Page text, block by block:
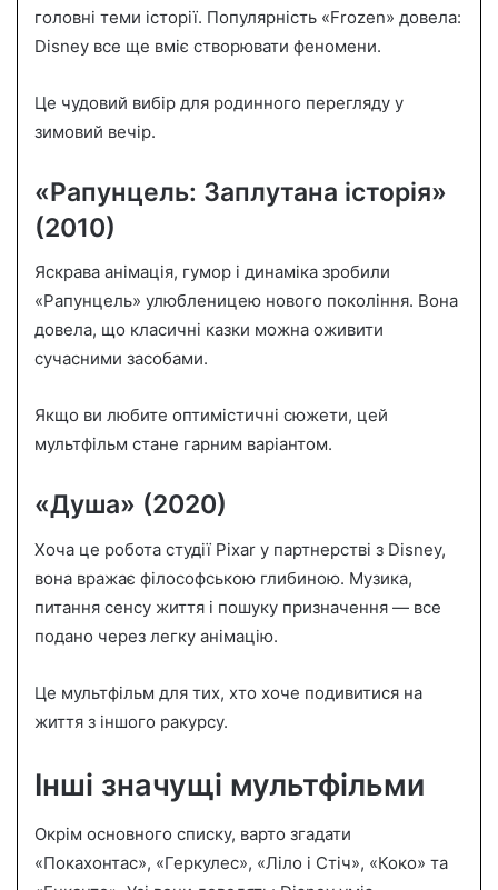
головні теми історії. Популярність «Frozen» довела:
Disney все ще вміє створювати феномени.
Це чудовий вибір для родинного перегляду у
зимовий вечір.
«Рапунцель: Заплутана історія»
(2010)
Яскрава анімація, гумор і динаміка зробили
«Рапунцель» улюбленицею нового покоління. Вона
довела, що класичні казки можна оживити
сучасними засобами.
Якщо ви любите оптимістичні сюжети, цей
мультфільм стане гарним варіантом.
«Душа» (2020)
Хоча це робота студії Pixar у партнерстві з Disney,
вона вражає філософською глибиною. Музика,
питання сенсу життя і пошуку призначення — все
подано через легку анімацію.
Це мультфільм для тих, хто хоче подивитися на
життя з іншого ракурсу.
Інші значущі мультфільми
Окрім основного списку, варто згадати
«Покахонтас», «Геркулес», «Ліло і Стіч», «Коко» та